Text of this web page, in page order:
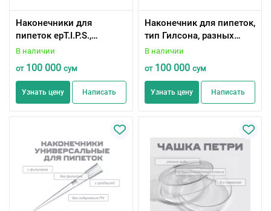
Наконечники для
пипеток epT.I.P.S.,
Eppendorf Quality, разных
объемов и цветов
В наличии
от100 000 сум
Узнать цену Написать
Наконечник для пипеток,
тип Гилсона, разных
объемов
В наличии
от100 000 сум
Узнать цену Написать